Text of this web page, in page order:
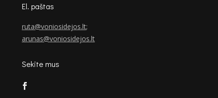
El. paštas
ruta@voniosidejos.lt;
arunas@voniosidejos.lt
Sekite mus